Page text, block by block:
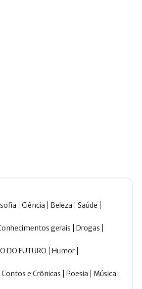
Ciência Beleza Saúde
gerais Drogas
DO FUTURO Humor
Contos e Crônicas Poesia Música